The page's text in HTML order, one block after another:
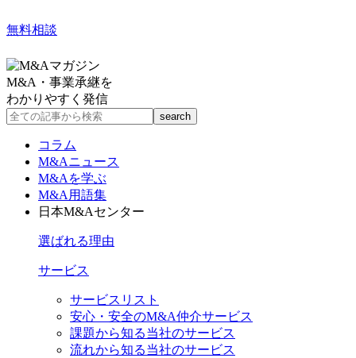
無料相談
M&A・事業承継を
わかりやすく発信
コラム
M&Aニュース
M&Aを学ぶ
M&A用語集
日本M&Aセンター
選ばれる理由
サービス
サービスリスト
安心・安全のM&A仲介サービス
課題から知る当社のサービス
流れから知る当社のサービス